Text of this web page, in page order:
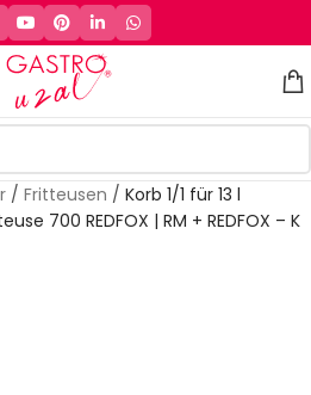
/ Fritteusen / Korb 1/1 für 13 l
700 REDFOX | RM + REDFOX – K